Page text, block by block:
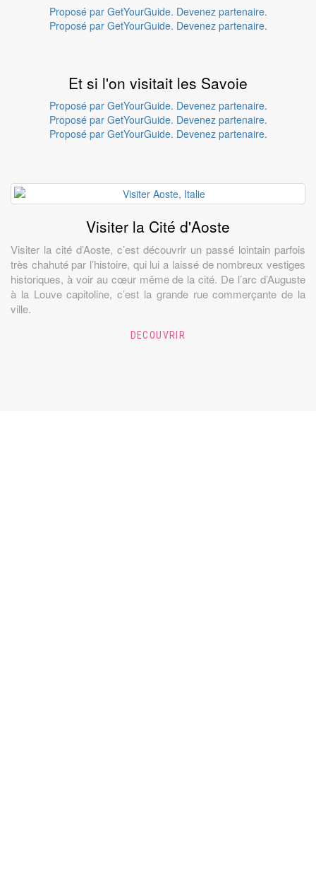
Proposé par GetYourGuide. Devenez partenaire.
Proposé par GetYourGuide. Devenez partenaire.
Et si l'on visitait les Savoie
Proposé par GetYourGuide. Devenez partenaire.
Proposé par GetYourGuide. Devenez partenaire.
Proposé par GetYourGuide. Devenez partenaire.
Visiter la Cité d'Aoste
Visiter la cité d’Aoste, c’est découvrir un passé lointain parfois
très chahuté par l’histoire, qui lui a laissé de nombreux vestiges
historiques, à voir au cœur même de la cité. De l’arc d’Auguste
à la Louve capitoline, c’est la grande rue commerçante de la
ville.
DECOUVRIR